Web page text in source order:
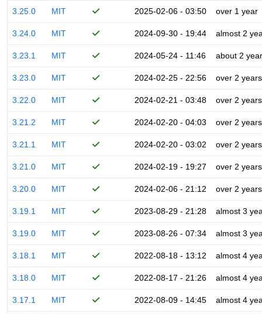
3.25.0 MIT 2025-02-06 - 03:50 over 1 year
3.24.0 MIT 2024-09-30 - 19:44 almost 2
3.23.1 MIT 2024-05-24 - 11:46 about 2
3.23.0 MIT 2024-02-25 - 22:56 over 2 years
3.22.0 MIT 2024-02-21 - 03:48 over 2 years
3.21.2 MIT 2024-02-20 - 04:03 over 2 years
3.21.1 MIT 2024-02-20 - 03:02 over 2 years
3.21.0 MIT 2024-02-19 - 19:27 over 2 years
3.20.0 MIT 2024-02-06 - 21:12 over 2 years
3.19.1 MIT 2023-08-29 - 21:28 almost 3
3.19.0 MIT 2023-08-26 - 07:34 almost 3
3.18.1 MIT 2022-08-18 - 13:12 almost 4
3.18.0 MIT 2022-08-17 - 21:26 almost 4
3.17.1 MIT 2022-08-09 - 14:45 almost 4